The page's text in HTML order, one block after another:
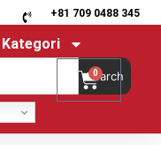
+81 709 0488 345
Kategori
Search
0